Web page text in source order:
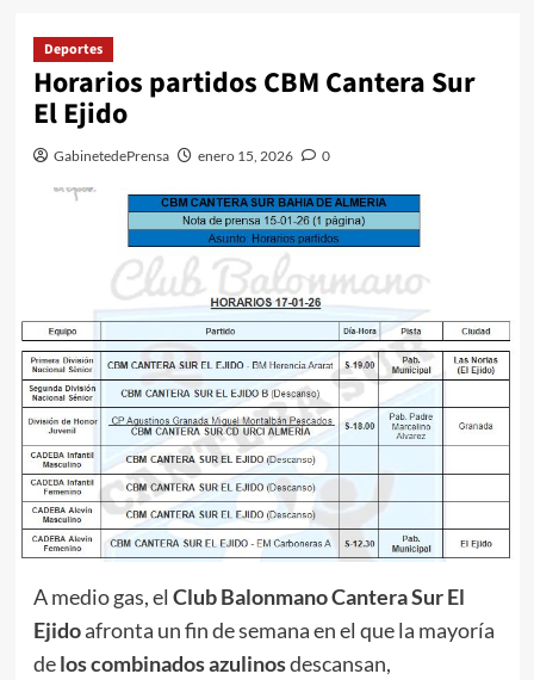
Deportes
Horarios partidos CBM Cantera Sur
El Ejido
GabinetedePrensa enero 15, 2026 0
A medio gas, el Club Balonmano Cantera Sur El
Ejidoafronta un fin de semana en el que la mayoría
delos combinados azulinosdescansan,